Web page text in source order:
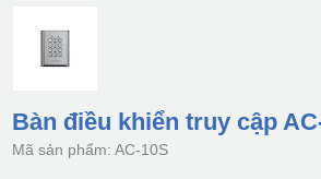
Bàn điều khiển truy cập
Mã sản phẩm: AC-10S